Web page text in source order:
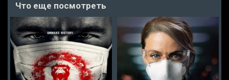
Что еще посмотреть